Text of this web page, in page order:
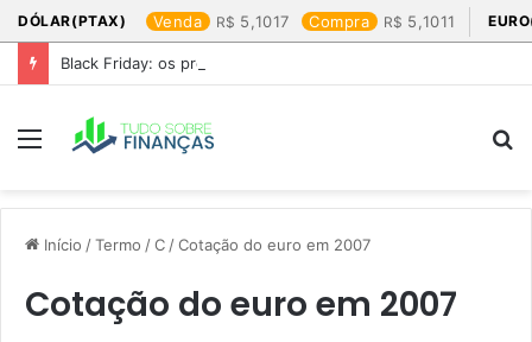
DÓLAR(PTAX) Venda 5,1017 Compra 5,1011
Black Friday: os produtos que mais valem a pena
Menu
Início /Termo /C /Cotação do euro em 2007​
Cotação do euro em 2007​